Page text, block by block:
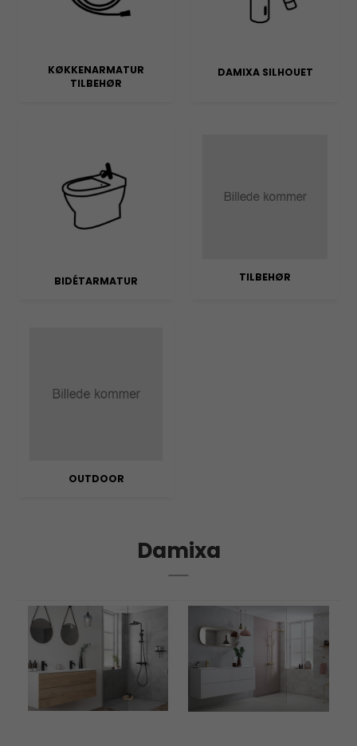
KØKKENARMATUR
TILBEHØR
DAMIXA SILHOUET
BIDÉTARMATUR TILBEHØR
OUTDOOR
Damixa